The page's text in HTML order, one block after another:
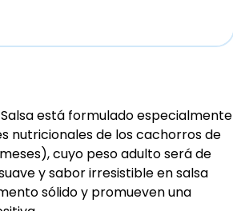
Salsa está formulado especialmente
nutricionales de los cachorros de
cuyo peso adulto será de
y sabor irresistible en salsa
sólido y promueven una